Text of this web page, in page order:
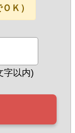
Ｋ）
字以内)